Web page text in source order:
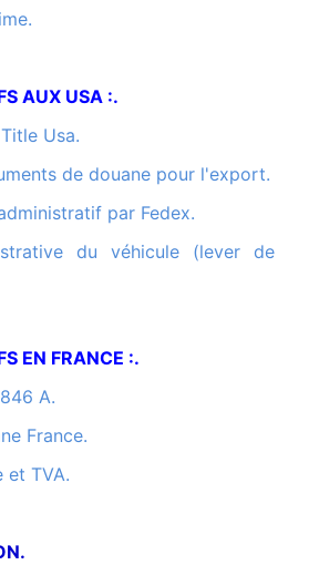
AUX USA :.
Usa.
de douane pour l'export.
par Fedex.
EN FRANCE :.
A.
France.
et TVA.